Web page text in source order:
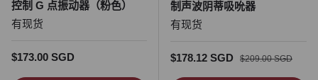
控制 G 点振动器（粉色）
有现货
正常价格
$173.00 SGD
制声波阴蒂吸吮器
有现货
促销价
$178.12 SGD 正常价格
$209.00 SGD